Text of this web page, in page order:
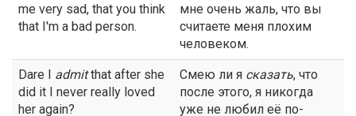
me very sad, that you think
that I'm a bad person.
мне очень жаль, что вы
считаете меня плохим
человеком.
Dare I admitthat after she
did it I never really loved
her again?
Смею ли я сказать, что
после этого, я никогда
уже не любил её по-